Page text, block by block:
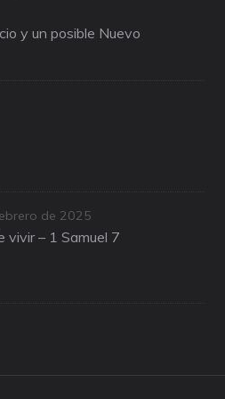
y un posible Nuevo
de 2025
vivir – 1 Samuel 7